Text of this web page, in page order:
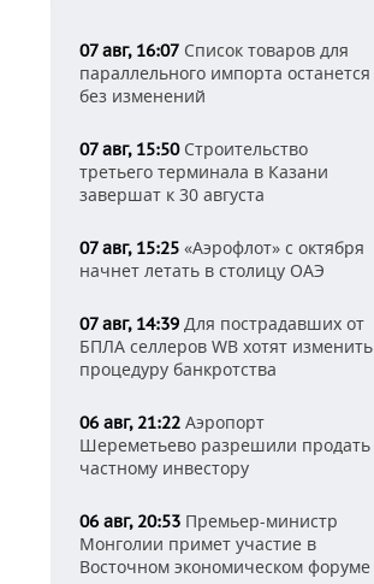
07 авг, 16:07 Список товаров для
параллельного импорта останется
без изменений
07 авг, 15:50Строительство
третьего терминала в Казани
завершат к 30 августа
07 авг, 15:25 «Аэрофлот» с октября
начнет летать в столицу ОАЭ
07 авг, 14:39 Для пострадавших от
БПЛА селлеров WB хотят изменить
процедуру банкротства
06 авг, 21:22 Аэропорт
Шереметьево разрешили продать
частному инвестору
06 авг, 20:53 Премьер-министр
Монголии примет участие в
Восточном экономическом форуме